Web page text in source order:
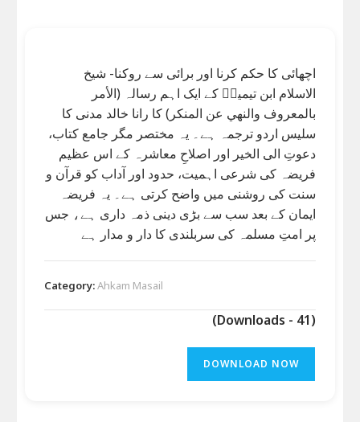
اچھائی کا حکم کرنا اور برائی سے روکنا- شیخ
الاسلام ابن تیمیہؒ کے ایک اہم رسالہ (الأمر
بالمعروف والنهي عن المنكر) کا رانا خالد مدنی کا
سلیس اردو ترجمہ ہے۔ یہ مختصر مگر جامع کتاب،
دعوتِ الی الخیر اور اصلاحِ معاشرہ کے اس عظیم
فریضہ کی شرعی اہمیت، حدود اور آداب کو قرآن و
سنت کی روشنی میں واضح کرتی ہے۔ یہ فریضہ
ایمان کے بعد سب سے بڑی دینی ذمہ داری ہے، جس
پر امتِ مسلمہ کی سربلندی کا دار و مدار ہے
Category:Ahkam Masail
(Downloads - 41)
DOWNLOAD NOW